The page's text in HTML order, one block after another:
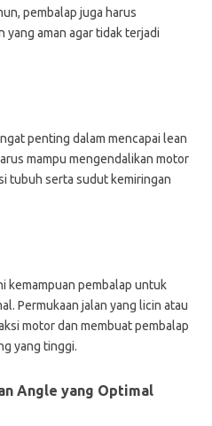
pembalap juga harus
yang aman agar tidak terjadi
penting dalam mencapai lean
mampu mengendalikan motor
tubuh serta sudut kemiringan
kemampuan pembalap untuk
Permukaan jalan yang licin atau
motor dan membuat pembalap
yang tinggi.
Angle yang Optimal